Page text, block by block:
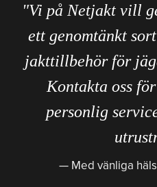
"Vi på Netjakt vill
ett genomtänkt
jakttillbehör för
Kontakta oss
personlig
Med vänliga